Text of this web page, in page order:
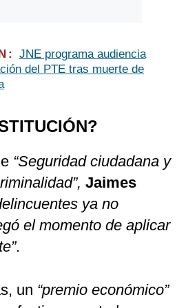
JNE programa audiencia
del PTE tras muerte de
“Seguridad ciudadana y
Jaimes
ya no
el momento de aplicar
.
un “premio económico”